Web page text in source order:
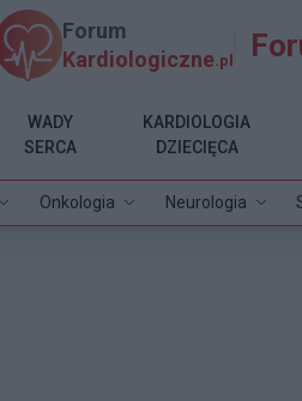
Forum
Kardiologiczne .pl
Onkologia Neurologia
WADY
SERCA
KARDIOLOGIA
DZIECIĘCA